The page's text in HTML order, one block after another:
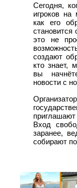
Сегодня,
игроков на
как его
это не
создают
кто знает,
вы
новости с
Вход
заранее,
собирают